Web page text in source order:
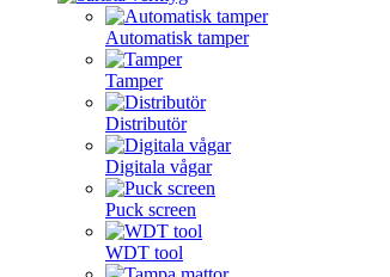
Automatisk tamper
Tamper
Distributör
Digitala vågar
Puck screen
WDT tool